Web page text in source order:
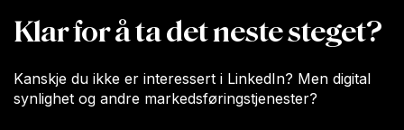
Klar for å ta det neste steget?
Kanskje du ikke er interessert i LinkedIn? Men digital
synlighet og andre markedsføringstjenester?